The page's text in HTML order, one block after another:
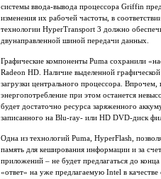
системы ввода-вывода процессора Griffin
изменения их рабочей частоты, в
технологии HyperTransport 3 должно
двунаправленной шиной передачи данных.
Графические компоненты Puma сохранили
Radeon HD. Наличие выделенной
загрузки центрального процессора.
энергопотребление при этом останется
будет достаточно ресурса заряженного
записанного на Blu-ray- или HD DVD-диск
Одна из технологий Puma, HyperFlash,
память для кеширования информации и за
приложений – не будет предлагаться до
«ответ» на уже предлагаемую Intel в